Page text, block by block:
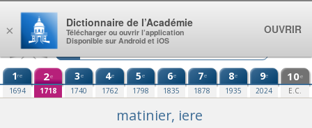
Aller au contenu
1re
1694
2e
1718
3e
1740
4e
1762
5e
1798
6e
1835
7e
1878
8e
1935
9e
2024
10e
E.C.
matinier, iere
×
Dictionnaire de l’Académie
Télécharger ou ouvrir l’application
Disponible sur Android et iOS
OUVRIR